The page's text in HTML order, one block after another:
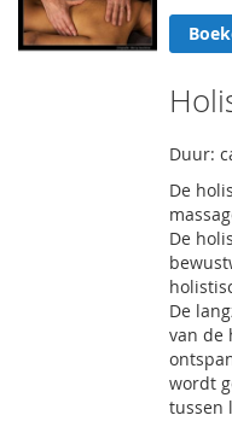
Duur:
De
De
De
van de
wordt
tussen